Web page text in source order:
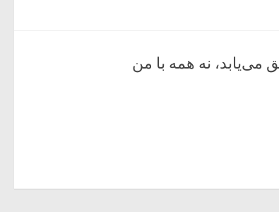
می‌یابد، نه همه با من